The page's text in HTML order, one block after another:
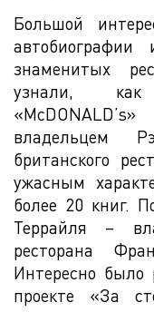
Большой
знаменитых
узнали, как
владельцем
британского
ужасным
более 20 книг.
Террайля –
ресторана
Интересно
проекте «За